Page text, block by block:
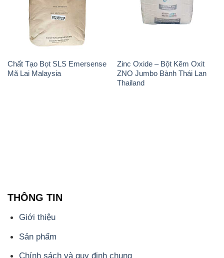
Chất Tạo Bọt SLS Emersense
Mã Lai Malaysia
Zinc Oxide – Bột Kẽm Oxit
ZNO Jumbo Bành Thái Lan
Thailand
Chính sách và quy định chung
Tin tức
Liên hệ